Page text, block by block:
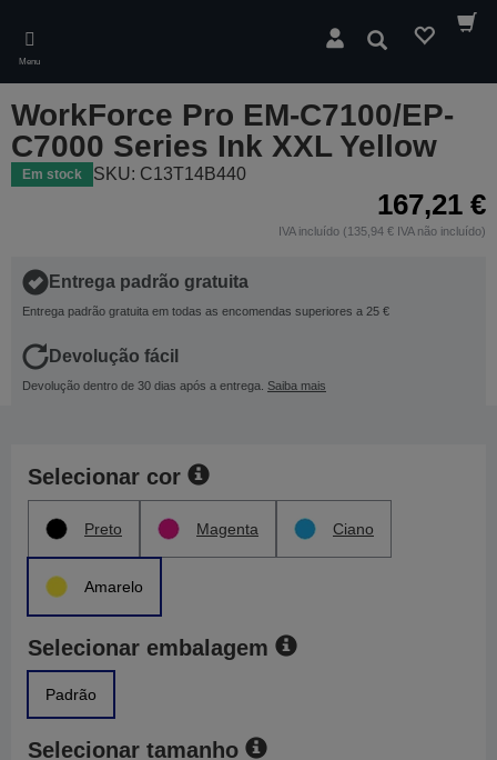
main
content
Menu
Pesquisar
WorkForce Pro EM-C7100/EP-
C7000 Series Ink XXL Yellow
Em stock SKU: C13T14B440
167,21 €
IVA incluído (135,94 € IVA não incluído)
Entrega padrão gratuita
Entrega padrão gratuita em todas as encomendas superiores a 25 €
Devolução fácil
Devolução dentro de 30 dias após a entrega. Saiba mais
Selecionar cor
Preto Magenta Ciano
Amarelo
Selecionar embalagem
Padrão
Selecionar tamanho